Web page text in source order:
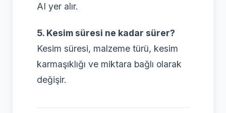
AI yer alır.
5. Kesim süresi ne kadar sürer?
Kesim süresi, malzeme türü, kesim
karmaşıklığı ve miktara bağlı olarak
değişir.